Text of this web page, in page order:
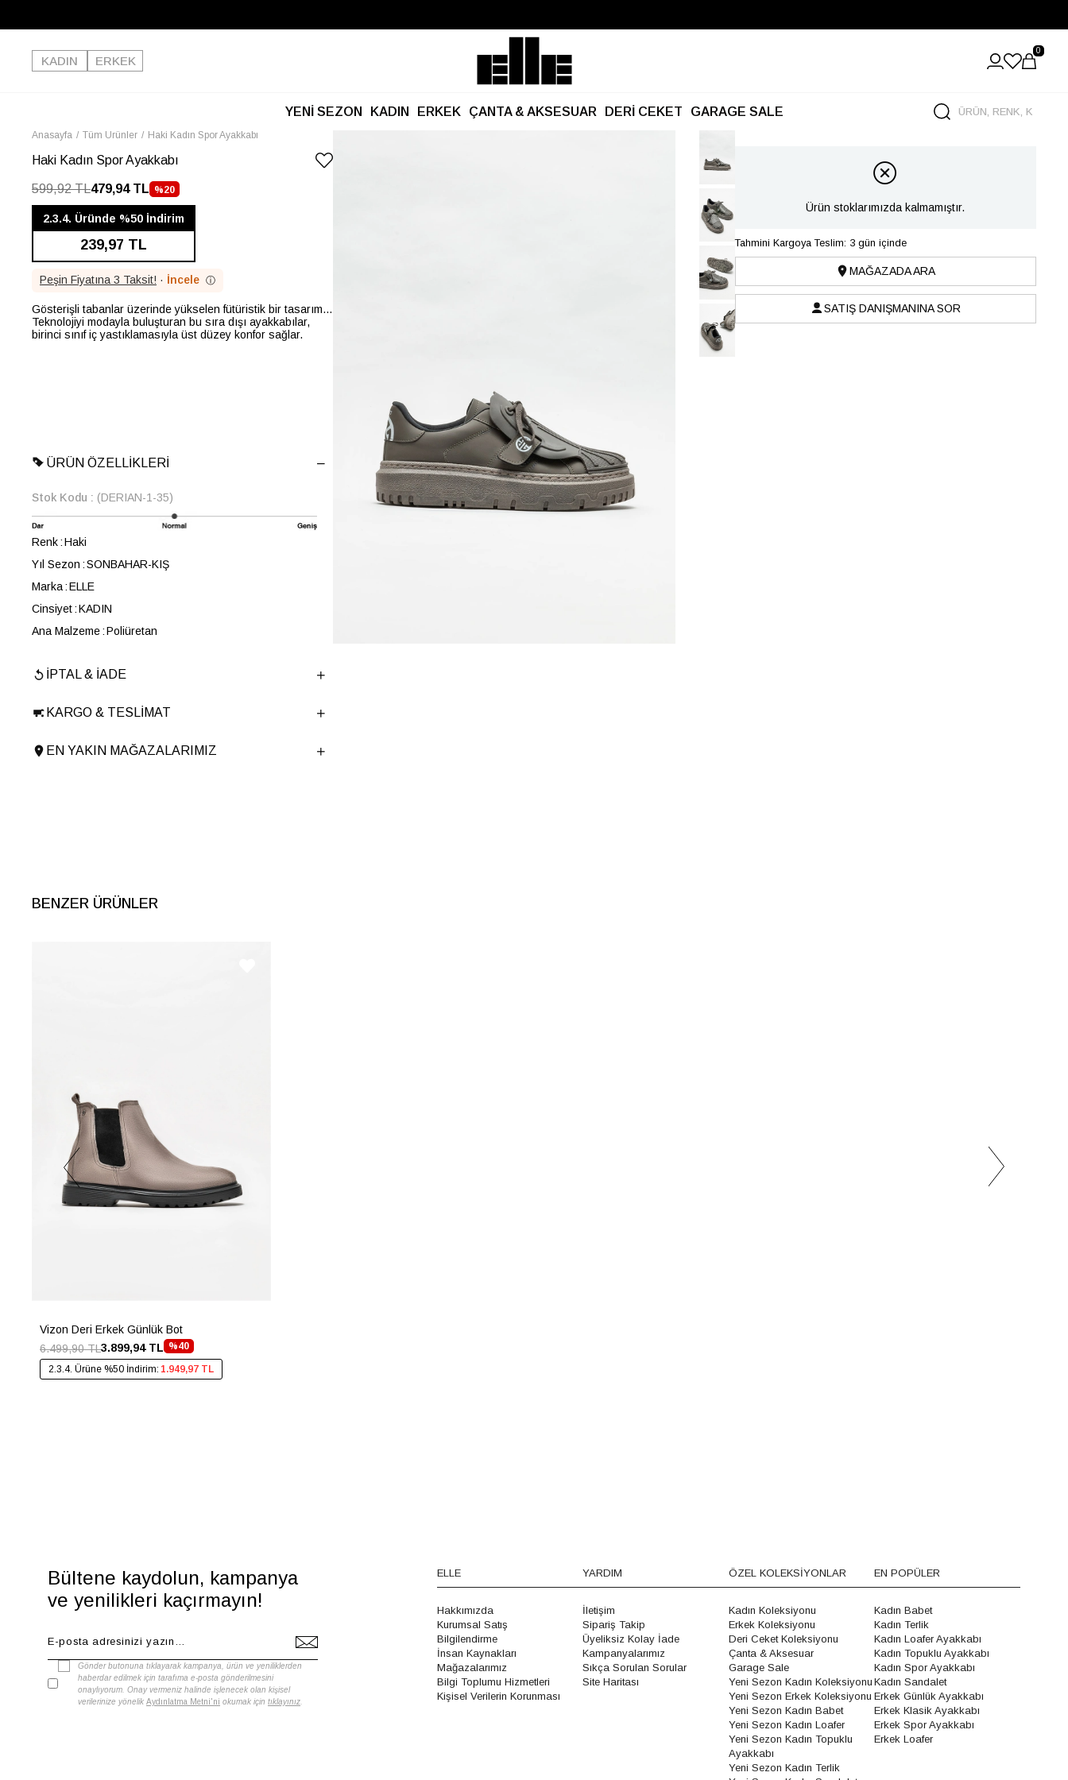
Kargo Ücretsiz!
KADIN
ERKEK
0
YENİ SEZON KADIN ERKEK ÇANTA & AKSESUAR DERİ CEKET GARAGE SALE
Anasayfa Tüm Ürünler Haki Kadın Spor Ayakkabı
Haki Kadın Spor Ayakkabı
599,92 TL479,94 TL %20
İNDIRIM
2.3.4. Üründe %50 İndirim
239,97 TL
Peşin Fiyatına 3 Taksit! · İncele ⓘ
Gösterişli tabanlar üzerinde yükselen fütüristik bir tasarım...
Teknolojiyi modayla buluşturan bu sıra dışı ayakkabılar,
birinci sınıf iç yastıklamasıyla üst düzey konfor sağlar.
ÜRÜN ÖZELLIKLERI
Stok Kodu (DERIAN-1-35)
Renk Haki
Yıl Sezon SONBAHAR-KIŞ
Marka ELLE
Cinsiyet KADIN
Ana Malzeme Poliüretan
Topuk Boyu
4 cm
Ürün Cinsi
Havuz
Tema
İPTAL & İADE
KARGO & TESLIMAT
EN YAKIN MAĞAZALARIMIZ
Ürün stoklarımızda kalmamıştır.
Tahmini Kargoya Teslim: 3 gün içinde
MAĞAZADA ARA
SATIŞ DANIŞMANINA SOR
BENZER ÜRÜNLER
Vizon Deri Erkek Günlük Bot
%40
3.899,94 TL
6.499,90 TL
2.3.4. Ürüne %50 İndirim: 1.949,97 TL
Bültene kaydolun, kampanya
ve yenilikleri kaçırmayın!
Gönder butonuna tıklayarak kampanya, ürün ve yeniliklerden
haberdar edilmek için tarafıma e-posta gönderilmesini
onaylıyorum. Onay vermeniz halinde işlenecek olan kişisel
verilerinize yönelik Aydınlatma Metni'ni okumak için tıklayınız
ELLE
Hakkımızda
Kurumsal Satış
Bilgilendirme
İnsan Kaynakları
Mağazalarımız
Bilgi Toplumu Hizmetleri
Kişisel Verilerin Korunması
YARDIM
İletişim
Sipariş Takip
Üyeliksiz Kolay İade
Kampanyalarımız
Sıkça Sorulan Sorular
Site Haritası
ÖZEL KOLEKSİYONLAR
Kadın Koleksiyonu
Erkek Koleksiyonu
Deri Ceket Koleksiyonu
Çanta & Aksesuar
Garage Sale
Yeni Sezon Kadın Koleksiyonu
Yeni Sezon Erkek Koleksiyonu
Yeni Sezon Kadın Babet
Yeni Sezon Kadın Loafer
Yeni Sezon Kadın Topuklu
Ayakkabı
Yeni Sezon Kadın Terlik
EN POPÜLER
Kadın Babet
Kadın Terlik
Kadın Loafer Ayakkabı
Kadın Topuklu Ayakkabı
Kadın Spor Ayakkabı
Kadın Sandalet
Erkek Günlük Ayakkabı
Erkek Klasik Ayakkabı
Erkek Spor Ayakkabı
Erkek Loafer